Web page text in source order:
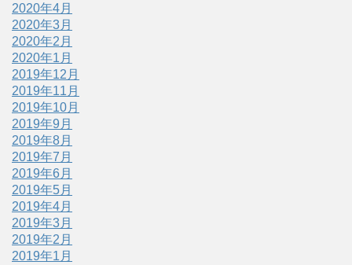
2020年4月
2020年3月
2020年2月
2020年1月
2019年12月
2019年11月
2019年10月
2019年9月
2019年8月
2019年7月
2019年6月
2019年5月
2019年4月
2019年3月
2019年2月
2019年1月